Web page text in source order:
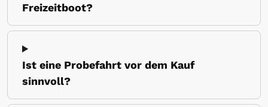
Freizeitboot?
Ist eine Probefahrt vor dem Kauf
sinnvoll?